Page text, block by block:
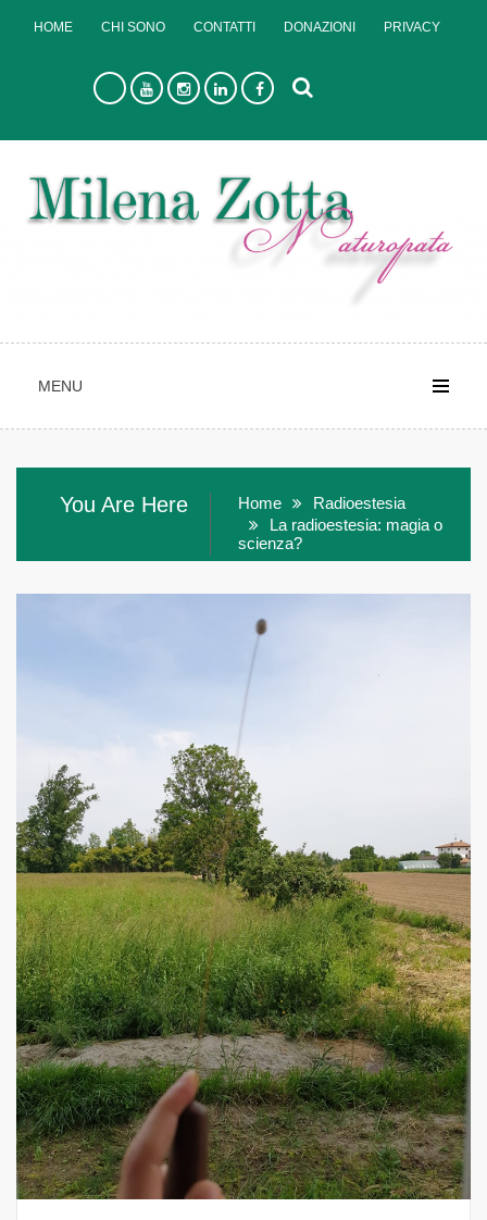
HOME CHI SONO CONTATTI DONAZIONI PRIVACY
MENU
You Are Here Home
Radioestesia
La radioestesia: magia o
scienza?